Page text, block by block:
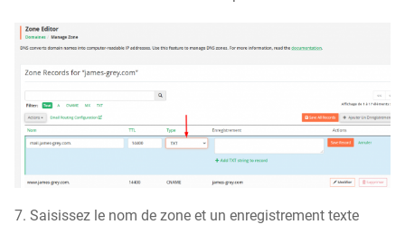
7. Saisissez le nom de zone et un enregistrement texte